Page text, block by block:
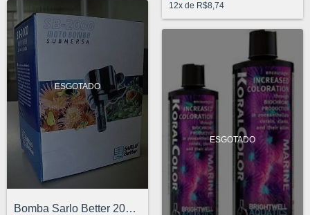
12x de R$8,74
ESGOTADO
Bomba Sarlo Better 2000 l/h - 110V
ESGOTADO